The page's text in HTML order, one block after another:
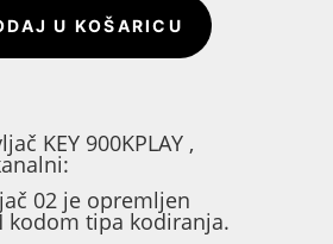
U KOŠARICU
KEY 900KPLAY ,
02 je opremljen
kodom tipa kodiranja.